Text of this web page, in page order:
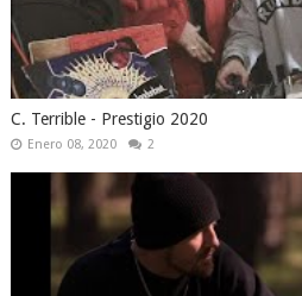
C. Terrible - Prestigio 2020
Enero 08, 2020 2